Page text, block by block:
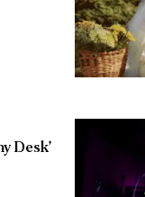
Desk’